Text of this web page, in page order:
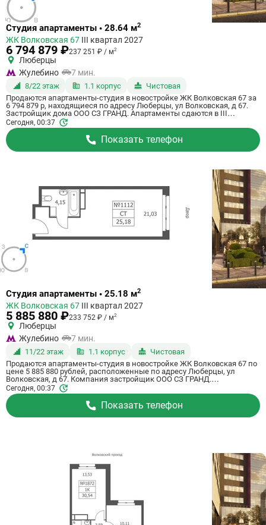
Ссылка
квартиру
Студия апартаменты • 28.64 м2
ЖК Волковская 67 III квартал 2027
6 794 879 ₽237 251 ₽ / м2
Люберцы
Жулебино
7 мин.
8/22 этаж 1.1 корпус
Чистовая
Продаются апартаменты-студия в новостройке ЖК Волковская 67 за
6 794 879 р, находящиеся по адресу Люберцы, ул Волковская, д 67.
Застройщик дома ООО СЗ ГРАНД. Апартаменты сдаются в III
квартале 2027 года с чистовой отделкой, в 20 минутах на машине от
станции метрополитена Некрасовка. Общая площадь апартаментов -
28.64 м². Этаж 8 из 21. ID апартаментов на СтройкиРУ 725123,
назовите его когда будете звонить.
Сегодня, 00:37
Показать телефон
Ссылка
квартиру
Студия апартаменты • 25.18 м2
ЖК Волковская 67 III квартал 2027
5 885 880 ₽233 752 ₽ / м2
Люберцы
Жулебино
7 мин.
11/22 этаж 1.1 корпус
Чистовая
Продаются апартаменты-студия в новостройке ЖК Волковская 67 по
цене 5 885 880 рублей, расположенные по адресу Люберцы, ул
Волковская, д 67. Компания застройщик ООО СЗ ГРАНД.
Апартаменты сдаются в III квартале 2027 года с чистовой отделкой, в
20 минутах на машине от метро Некрасовка. Общая площадь
апартаментов - 25.18 м². Этаж 11 из 21. ID апартаментов на
СтройкиРУ 725075, сообщите его когда будете звонить.
Сегодня, 00:37
Показать телефон